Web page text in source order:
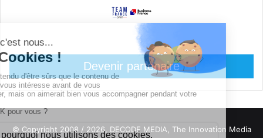
Devenir partenaire
© Copyright 2008 / 2026, DECODE MEDIA, The Innovation Media